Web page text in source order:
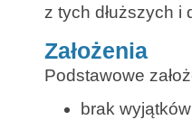
z tych dłuższych
Założenia
Podstawowe
brak wyjątków